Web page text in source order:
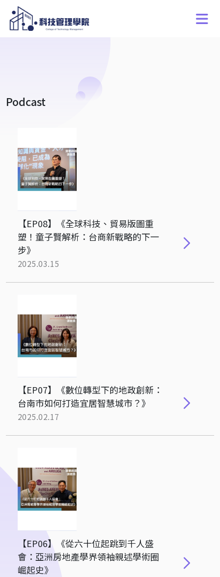
Podcast
【EP08】《全球科技、貿易版圖重
塑！童子賢解析：台商新戰略的下一
步》
2025.03.15
【EP07】《數位轉型下的地政創新：
台南市如何打造宜居智慧城市？》
2025.02.17
【EP06】《從六十位起跳到千人盛
會：亞洲房地產學界領袖親述學術圈
崛起史》